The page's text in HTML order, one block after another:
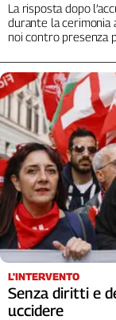
Valle
D'Aosta
Veneto
Archivio
Storico
1955-
2014
Contatti
La
redazione
La risposta dopo
durante la cerimonia
noi contro presenza
L'INTERVENTO
Senza diritti e
uccidere